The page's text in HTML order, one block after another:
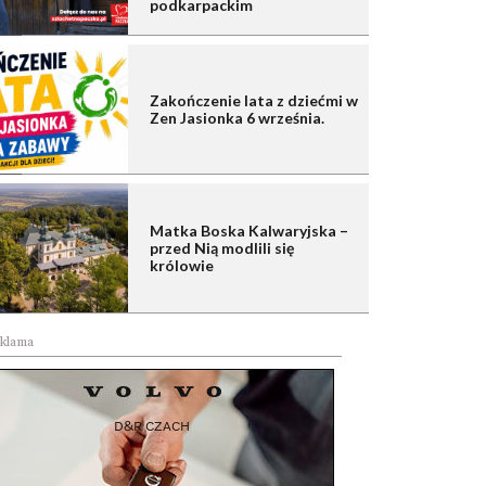
podkarpackim
Zakończenie lata z dziećmi w
Zen Jasionka 6 września.
Matka Boska Kalwaryjska –
przed Nią modlili się
królowie